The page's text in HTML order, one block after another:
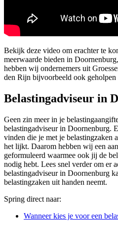
Bekijk deze video om erachter te
meerwaarde bieden in
hebben wij ondernemers uit
den Rijn bijvoorbeeld ook geholpen
Belastingadviseur in
Geen zin meer in je
belastingadviseur in Doornenburg.
vinden die je met je belastingzaken
het lijkt. Daarom hebben wij een
geformuleerd waarmee ook jij de
nodig hebt. Lees snel verder om er
belastingadviseur in Doornenburg
belastingzaken uit handen neemt.
Spring direct naar:
Wanneer kies je voor een